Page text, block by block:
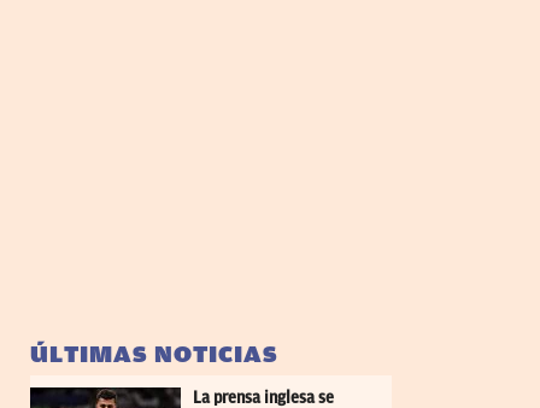
ÚLTIMAS NOTICIAS
La prensa inglesa se